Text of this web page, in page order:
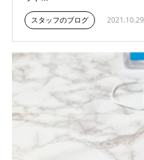
スタッフのブログ 2021.10.29